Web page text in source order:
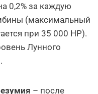
0,2% за каждую
(максимальный
при 35 000 HP).
Лунного
– после